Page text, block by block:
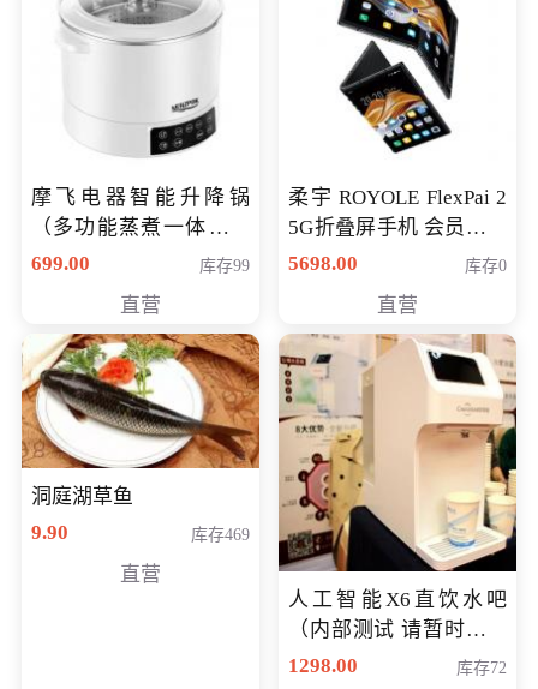
摩飞电器智能升降锅
（多功能蒸煮一体锅）
（智能升降养生锅） 会
699.00 库存99
直营
柔宇 ROYOLE FlexPai 2
5G折叠屏手机 会员专享
购买价格 4998元
5698.00 库存0
直营
洞庭湖草鱼
9.90
库存469
直营
人工智能X6直饮水吧
（内部测试 请暂时不要
购买）
1298.00 库存72